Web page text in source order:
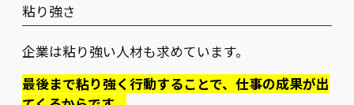
粘り強さ
企業は粘り強い人材も求めています。
最後まで粘り強く行動することで、仕事の成果が出